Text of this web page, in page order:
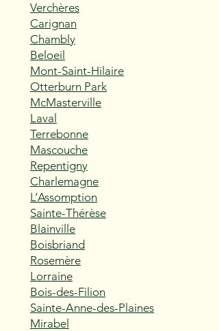
Verchères
Carignan
Chambly
Beloeil
Mont-Saint-Hilaire
Otterburn Park
McMasterville
Laval
Terrebonne
Mascouche
Repentigny
Charlemagne
L’Assomption
Sainte-Thérèse
Blainville
Boisbriand
Rosemère
Lorraine
Bois-des-Filion
Sainte-Anne-des-Plaines
Mirabel